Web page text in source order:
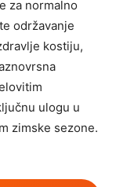
za normalno
održavanje
kostiju,
ulogu u
zimske sezone.